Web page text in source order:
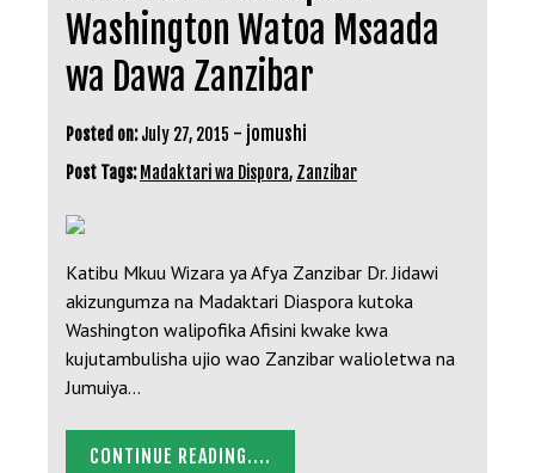
Washington Watoa Msaada
wa Dawa Zanzibar
Posted on: July 27, 2015 - jomushi
Post Tags: Madaktari wa Dispora, Zanzibar
Katibu Mkuu Wizara ya Afya Zanzibar Dr. Jidawi
akizungumza na Madaktari Diaspora kutoka
Washington walipofika Afisini kwake kwa
kujutambulisha ujio wao Zanzibar walioletwa na
Jumuiya…
CONTINUE READING....